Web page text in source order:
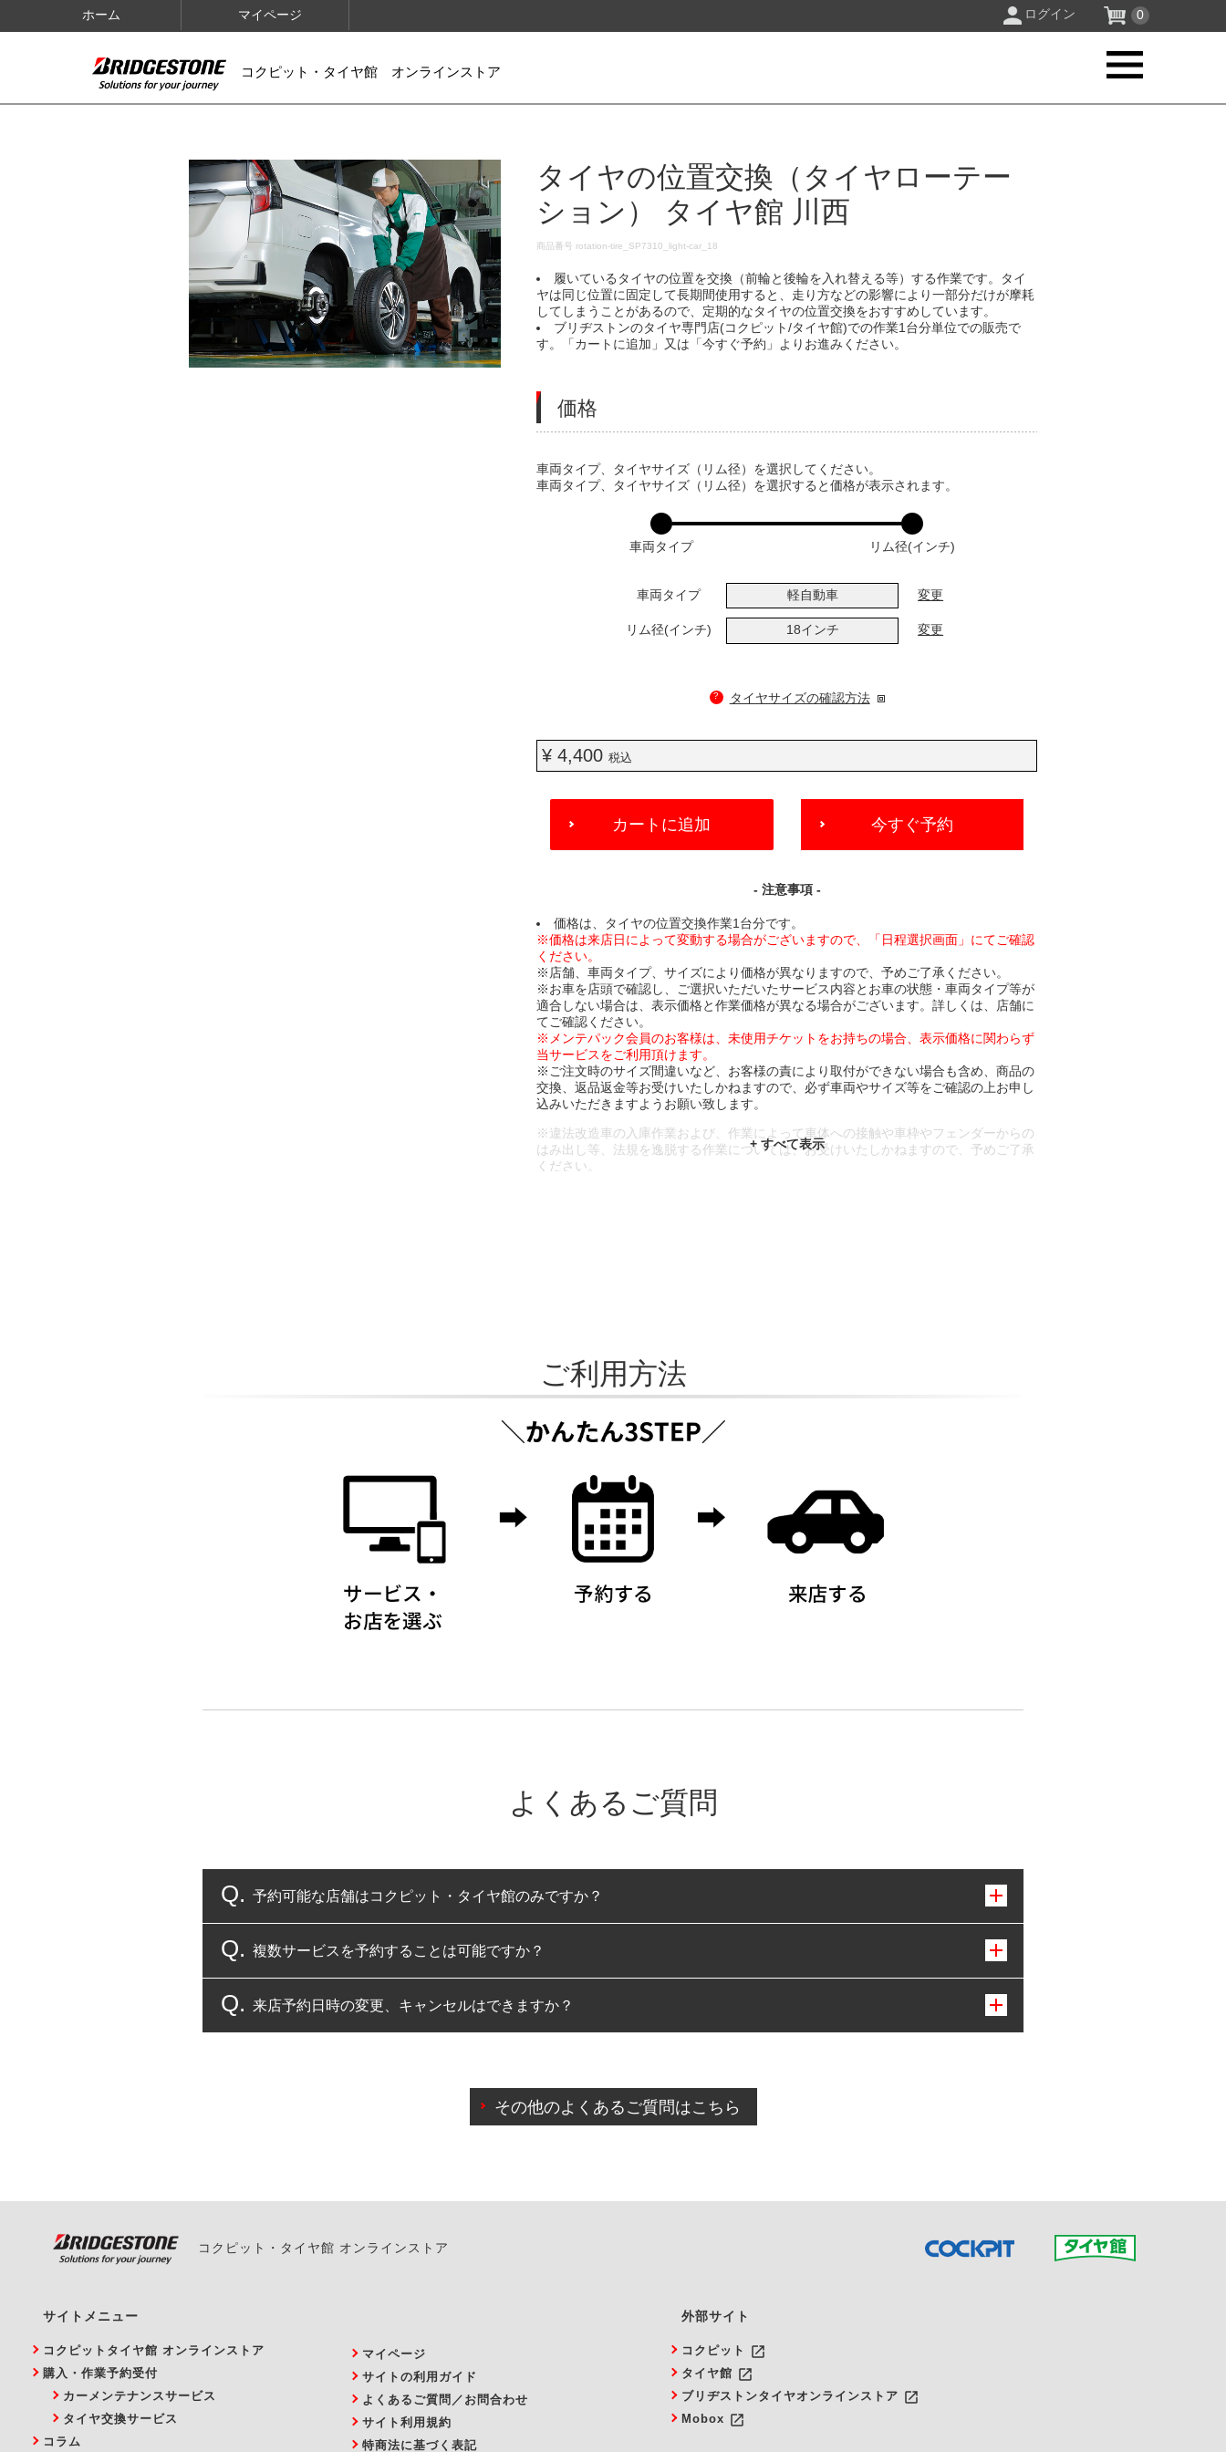
ホーム マイページ ログイン 0
コクピット・タイヤ館 オンラインストア
IMAGES
タイヤの位置交換（タイヤローテー
ション） タイヤ館 川西
DETAILS
商品番号 rotation-tire_SP7310_light-car_18
履いているタイヤの位置を交換（前輪と後輪を入れ替える等）する作業です。タイ
ヤは同じ位置に固定して長期間使用すると、走り方などの影響により一部分だけが摩耗
してしまうことがあるので、定期的なタイヤの位置交換をおすすめしています。
ブリヂストンのタイヤ専門店(コクピット/タイヤ館)での作業1台分単位での販売で
す。「カートに追加」又は「今すぐ予約」よりお進みください。
価格
VARIATIONS
車両タイプ、タイヤサイズ（リム径）を選択してください。
車両タイプ、タイヤサイズ（リム径）を選択すると価格が表示されます。
車両タイプ リム径(インチ)
車両タイプ 軽自動車 変更
リム径(インチ) 18インチ 変更
? タイヤサイズの確認方法
¥ 4,400税込
ADD
CART
カートに追加 今すぐ予約
- 注意事項 -
価格は、タイヤの位置交換作業1台分です。
※価格は来店日によって変動する場合がございますので、「日程選択画面」にてご確認
ください。
※店舗、車両タイプ、サイズにより価格が異なりますので、予めご了承ください。
※お車を店頭で確認し、ご選択いただいたサービス内容とお車の状態・車両タイプ等が
適合しない場合は、表示価格と作業価格が異なる場合がございます。詳しくは、店舗に
てご確認ください。
※メンテパック会員のお客様は、未使用チケットをお持ちの場合、表示価格に関わらず
当サービスをご利用頂けます。
※ご注文時のサイズ間違いなど、お客様の責により取付ができない場合も含め、商品の
交換、返品返金等お受けいたしかねますので、必ず車両やサイズ等をご確認の上お申し
込みいただきますようお願い致します。
※違法改造車の入庫作業および、作業によって車体への接触や車枠やフェンダーからの
はみ出し等、法規を逸脱する作業については、お受けいたしかねますので、予めご了承
ください。
ご利用方法
よくあるご質問
予約可能な店舗はコクピット・タイヤ館のみですか？
コクピット・タイヤ館のみとなります。
複数サービスを予約することは可能ですか？
複数サービスのご予約は可能です。
来店予約日時の変更、キャンセルはできますか？
また、やむを得ない事由によりご予約のキャンセルをご希望の際は、直接ご予約いただいた店舗へご連絡くださ
その他のよくあるご質問はこちら
コクピット・タイヤ館 オンラインストア
サイトメニュー
コクピットタイヤ館 オンラインストア
購入・作業予約受付
カーメンテナンスサービス
タイヤ交換サービス
コラム
マイページ
サイトの利用ガイド
よくあるご質問／お問合わせ
サイト利用規約
特商法に基づく表記
外部サイト
コクピット launch
タイヤ館 launch
ブリヂストンタイヤオンラインストア launch
Mobox launch